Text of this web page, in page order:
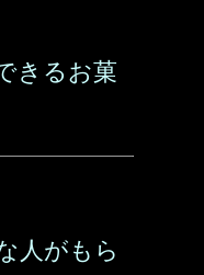
きるお菓
人がもら